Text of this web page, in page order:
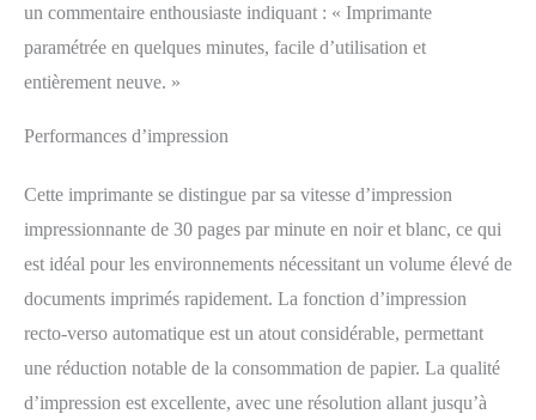
un commentaire enthousiaste indiquant : « Imprimante
paramétrée en quelques minutes, facile d’utilisation et
entièrement neuve. »
Performances d’impression
Cette imprimante se distingue par sa vitesse d’impression
impressionnante de 30 pages par minute en noir et blanc, ce qui
est idéal pour les environnements nécessitant un volume élevé de
documents imprimés rapidement. La fonction d’impression
recto-verso automatique est un atout considérable, permettant
une réduction notable de la consommation de papier. La qualité
d’impression est excellente, avec une résolution allant jusqu’à